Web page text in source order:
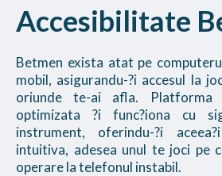
Accesibilitate
Betmen exista atat pe
mobil, asigurandu-?i accesul la
oriunde te-ai afla.
optimizata ?i func?iona cu
instrument, oferindu-?i
intuitiva, adesea unul te joci pe
operare la telefonul instabil.